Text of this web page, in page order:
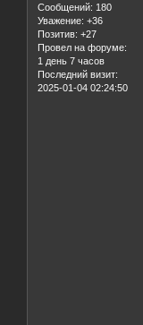
Сообщений: 180
Уважение: +36
Позитив: +27
Провел на форуме:
1 день 7 часов
Последний визит:
2025-01-04 02:24:50